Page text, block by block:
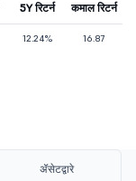
5Y रिटर्न कमाल रिटर्न
12.24% 16.87
ॲसेटद्वारे